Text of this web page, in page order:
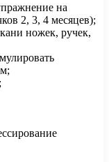
на
2, 3, 4 месяцев);
ножек, ручек,